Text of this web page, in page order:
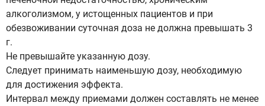
алкоголизмом, у истощенных пациентов и при
обезвоживании суточная доза не должна превышать 3
г.
Не превышайте указанную дозу.
Следует принимать наименьшую дозу, необходимую
для достижения эффекта.
Интервал между приемами должен составлять не менее